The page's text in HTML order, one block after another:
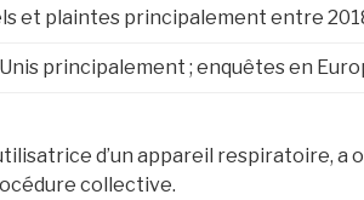
et plaintes principalement entre
principalement ; enquêtes en
d’un appareil respiratoire, a
collective.